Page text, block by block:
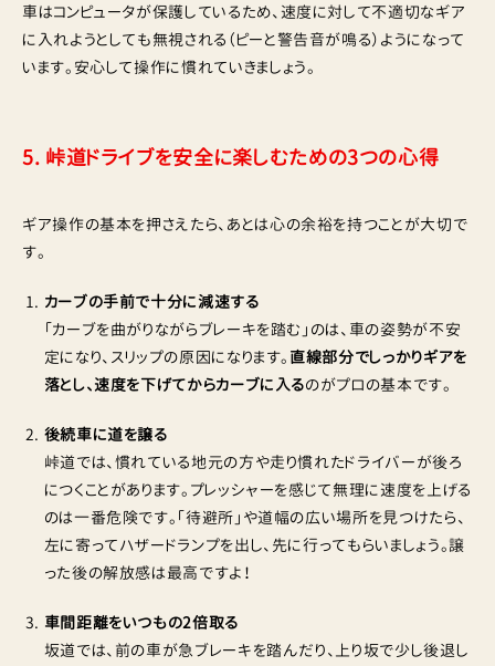
車はコンピュータが保護しているため、速度に対して不適切なギア
に入れようとしても無視される（ピーと警告音が鳴る）ようになって
います。安心して操作に慣れていきましょう。
5. 峠道ドライブを安全に楽しむための3つの心得
ギア操作の基本を押さえたら、あとは心の余裕を持つことが大切で
す。
カーブの手前で十分に減速する
「カーブを曲がりながらブレーキを踏む」のは、車の姿勢が不安
定になり、スリップの原因になります。 直線部分でしっかりギアを
落とし、速度を下げてからカーブに入るのがプロの基本です。
後続車に道を譲る
峠道では、慣れている地元の方や走り慣れたドライバーが後ろ
につくことがあります。プレッシャーを感じて無理に速度を上げる
のは一番危険です。「待避所」や道幅の広い場所を見つけたら、
左に寄ってハザードランプを出し、先に行ってもらいましょう。譲
った後の解放感は最高ですよ！
車間距離をいつもの2倍取る
坂道では、前の車が急ブレーキを踏んだり、上り坂で少し後退し